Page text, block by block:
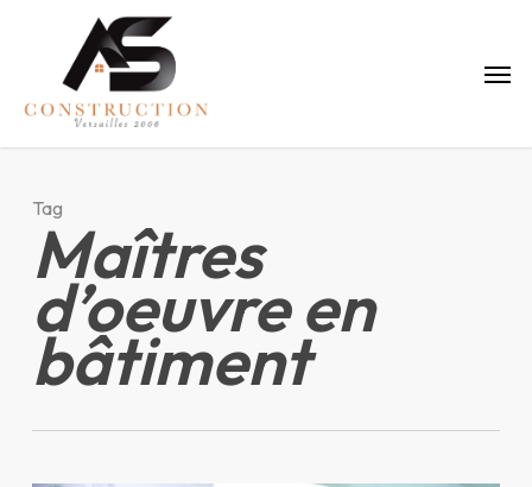
Menu
Tag
Maîtres
d’oeuvre en
bâtiment